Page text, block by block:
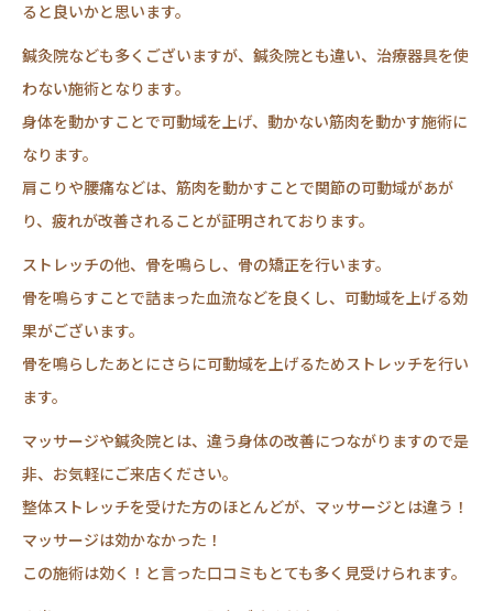
ると良いかと思います。
鍼灸院なども多くございますが、鍼灸院とも違い、治療器具を使
わない施術となります。
身体を動かすことで可動域を上げ、動かない筋肉を動かす施術に
なります。
肩こりや腰痛などは、筋肉を動かすことで関節の可動域があが
り、疲れが改善されることが証明されております。
ストレッチの他、骨を鳴らし、骨の矯正を行います。
骨を鳴らすことで詰まった血流などを良くし、可動域を上げる効
果がございます。
骨を鳴らしたあとにさらに可動域を上げるためストレッチを行い
ます。
マッサージや鍼灸院とは、違う身体の改善につながりますので是
非、お気軽にご来店ください。
整体ストレッチを受けた方のほとんどが、マッサージとは違う！
マッサージは効かなかった！
この施術は効く！と言った口コミもとても多く見受けられます。